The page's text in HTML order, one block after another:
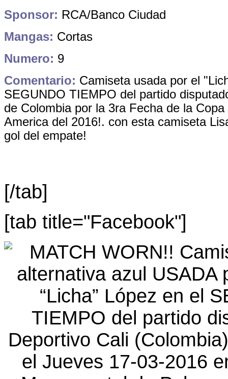
Sponsor: RCA/Banco Ciudad
Mangas: Cortas
Numero: 9
Comentario: Camiseta usada por el
SEGUNDO TIEMPO del partido
de Colombia por la 3ra Fecha de la
America del 2016!. con esta camiseta
gol del empate!
[/tab]
[tab title="Facebook"]